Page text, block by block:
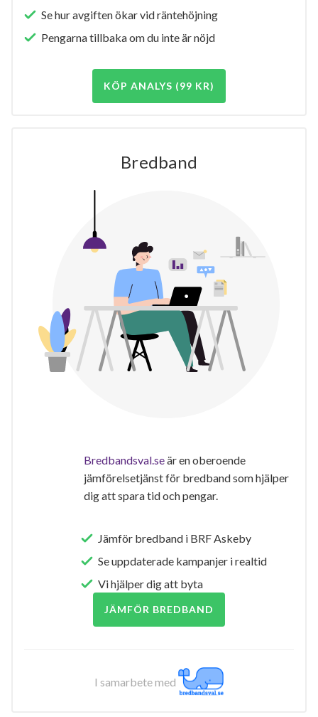
Se hur avgiften ökar vid räntehöjning
Pengarna tillbaka om du inte är nöjd
KÖP ANALYS (99 KR)
Bredband
Bredbandsval.seär en oberoende
jämförelsetjänst för bredband som hjälper
dig att spara tid och pengar.
Jämför bredband i BRF Askeby
Se uppdaterade kampanjer i realtid
Vi hjälper dig att byta
JÄMFÖR BREDBAND
I samarbete med